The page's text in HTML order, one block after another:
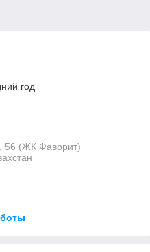
год
56 (ЖК Фаворит)